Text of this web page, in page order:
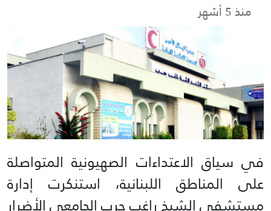
منذ 5 أشهر
في سياق الاعتداءات الصهيونية المتواصلة
على المناطق اللبنانية، استنكرت إدارة
مستشفى الشيخ راغب حرب الجامعي الأضرار